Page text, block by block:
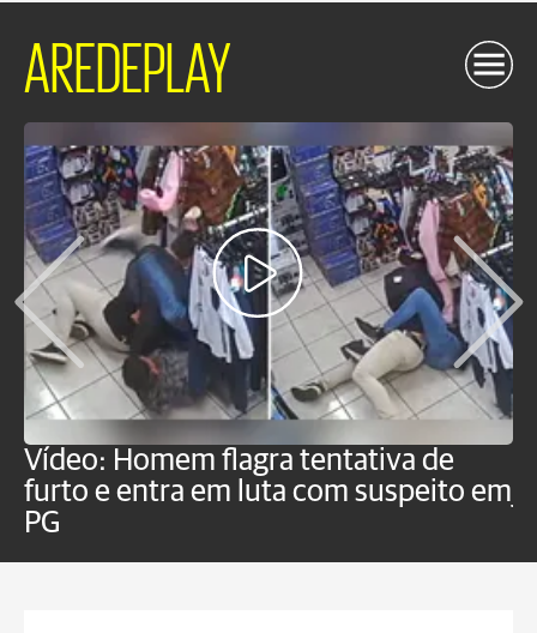
AREDEPLAY
Vídeo: Homem flagra tentativa de
furto e entra em luta com suspeito em
PG